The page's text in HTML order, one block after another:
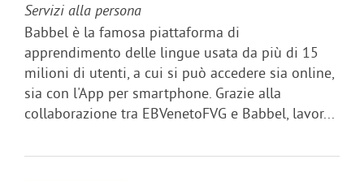
Servizi alla persona
Babbel è la famosa piattaforma di
apprendimento delle lingue usata da più di 15
milioni di utenti, a cui si può accedere sia online,
sia con l'App per smartphone. Grazie alla
collaborazione tra EBVenetoFVG e Babbel, lavor...